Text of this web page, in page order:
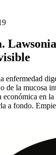
enfermedad
de la mucosa
económica en
a fondo.